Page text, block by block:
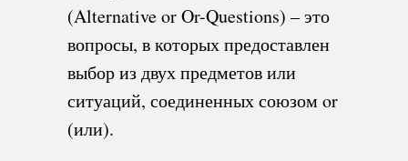
(Alternative or Or-Questions) – это
вопросы, в которых предоставлен
выбор из двух предметов или
ситуаций, соединенных союзом or
(или).